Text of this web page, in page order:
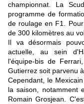
championnat. La
programme de
de roulage en F1.
de 300 kilomètres au
Il va désormais
actuelle, au sein
l'équipe-bis de
Gutierrez soit parvenu
Cependant, le
la saison, notamment
Romain Grosjean.